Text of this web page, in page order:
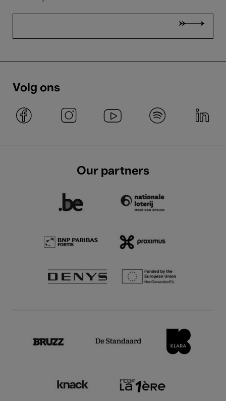
Volg ons
Our partners